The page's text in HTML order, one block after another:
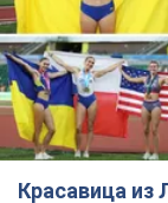
Красавица из